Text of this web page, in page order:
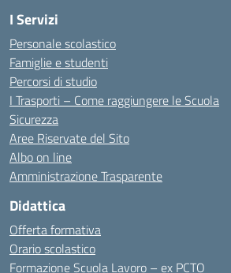
I Servizi
Personale scolastico
Famiglie e studenti
Percorsi di studio
I Trasporti – Come raggiungere le Scuola
Sicurezza
Aree Riservate del Sito
Albo on line
Amministrazione Trasparente
Didattica
Offerta formativa
Orario scolastico
Formazione Scuola Lavoro – ex PCTO